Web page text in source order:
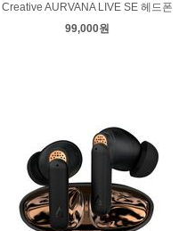
Creative AURVANA LIVE SE 헤드폰
99,000원